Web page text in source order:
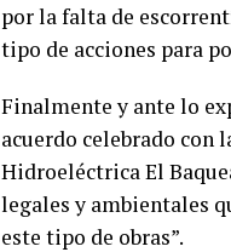
por la falta de
tipo de acciones para
Finalmente y ante lo
acuerdo celebrado con
Hidroeléctrica El
legales y ambientales
este tipo de obras”.